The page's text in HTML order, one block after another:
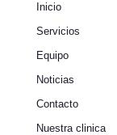
Inicio
Servicios
Equipo
Noticias
Contacto
Nuestra clinica